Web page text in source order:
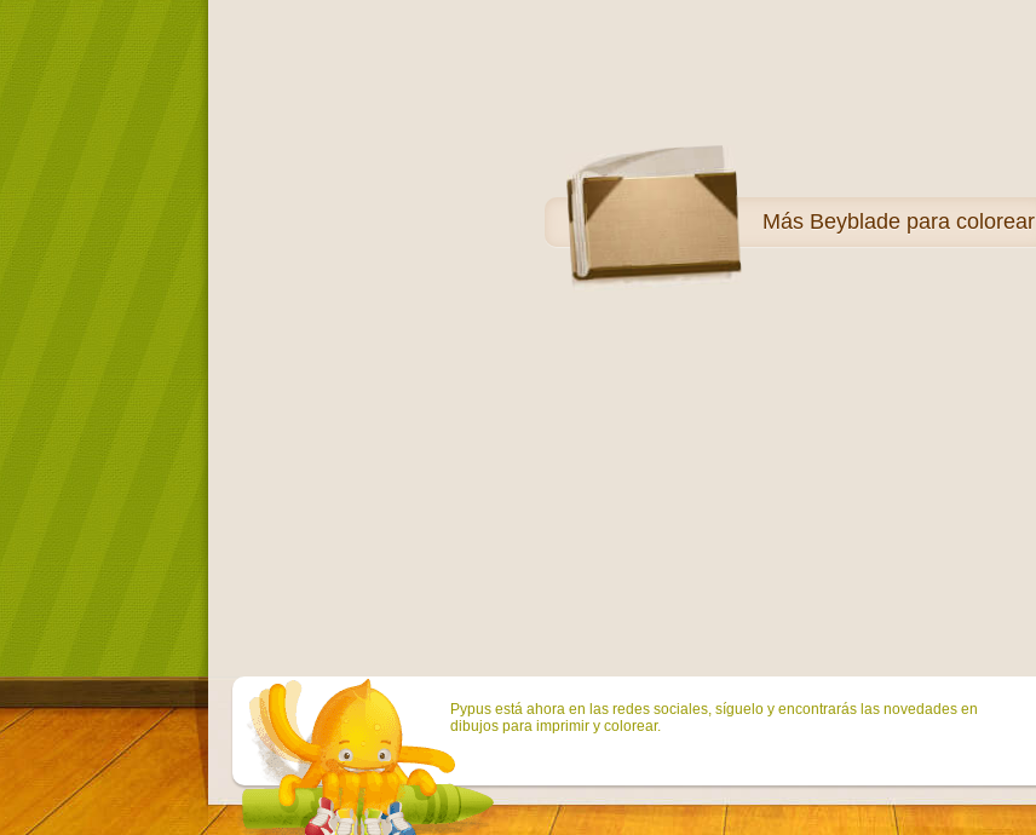
Más Beyblade para colorear
Pypus está ahora en las redes sociales, síguelo y encontrarás las novedades en
dibujos para imprimir y colorear.